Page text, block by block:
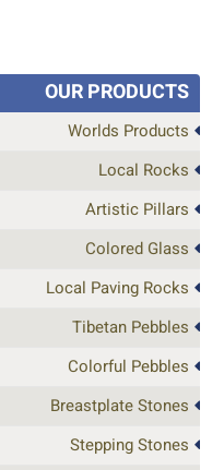
OUR PRODUCTS
Worlds Products
Local Rocks
Artistic Pillars
Colored Glass
Local Paving Rocks
Tibetan Pebbles
Colorful Pebbles
Breastplate Stones
Stepping Stones